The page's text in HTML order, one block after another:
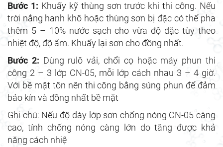
Bước 1: Khuấy kỹ thùng sơn trước khi thi công. Nếu
trời nắng hanh khô hoặc thùng sơn bị đặc có thể pha
thêm 5 – 10% nước sạch cho vừa độ đặc tùy theo
nhiệt độ, độ ẩm. Khuấy lại sơn cho đồng nhất.
Bước 2: Dùng rulô vải, chổi cọ hoặc máy phun thi
công 2 – 3 lớp CN-05, mỗi lớp cách nhau 3 – 4 giờ.
Với bề mặt tôn nên thi công bằng súng phun để đảm
bảo kín và đồng nhất bề mặt
Ghi chú: Nếu độ dày lớp sơn chống nóng CN-05 càng
cao, tính chống nóng càng lớn do tăng được khả
năng cách nhiệ